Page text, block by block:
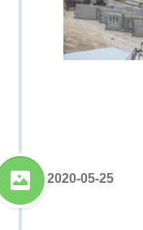
2020-05-25